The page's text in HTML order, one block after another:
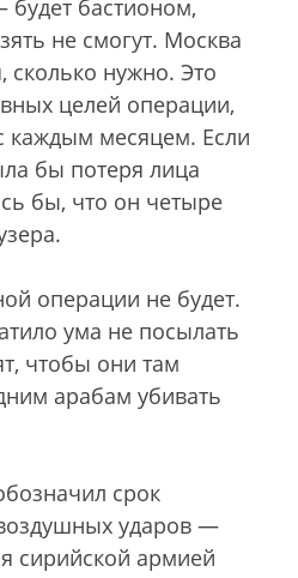
бастионом,
не смогут. Москва
сколько нужно. Это
целей операции,
каждым месяцем. Если
бы потеря лица
бы, что он четыре
операции не будет.
ума не посылать
чтобы они там
арабам убивать
срок
ударов —
сирийской армией